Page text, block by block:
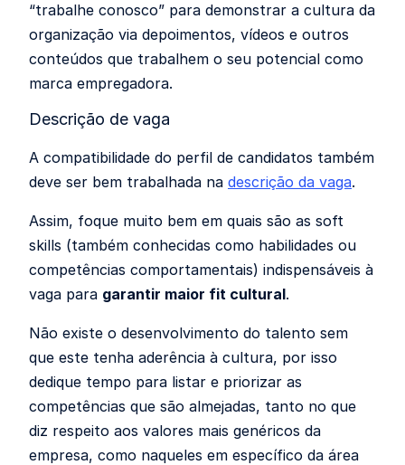
“trabalhe conosco” para demonstrar a cultura da
organização via depoimentos, vídeos e outros
conteúdos que trabalhem o seu potencial como
marca empregadora.
Descrição de vaga
A compatibilidade do perfil de candidatos também
deve ser bem trabalhada na descrição da vaga.
Assim, foque muito bem em quais são as soft
skills (também conhecidas como habilidades ou
competências comportamentais) indispensáveis à
vaga para garantir maior fit cultural.
Não existe o desenvolvimento do talento sem
que este tenha aderência à cultura, por isso
dedique tempo para listar e priorizar as
competências que são almejadas, tanto no que
diz respeito aos valores mais genéricos da
empresa, como naqueles em específico da área